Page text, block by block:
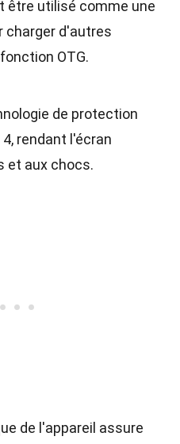
être utilisé comme une
charger d'autres
OTG.
de protection
rendant l'écran
et aux chocs.
de l'appareil assure